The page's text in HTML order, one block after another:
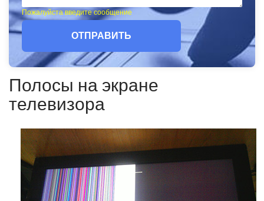
Пожалуйста введите сообщение
ОТПРАВИТЬ
Полосы на экране
телевизора